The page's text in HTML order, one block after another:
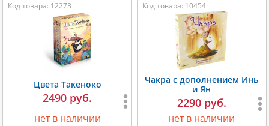
Код товара: 12273
Цвета Такеноко
2490 руб.
нет в наличии
Код товара: 10454
Чакра с дополнением Инь
и Ян
2290 руб.
нет в наличии